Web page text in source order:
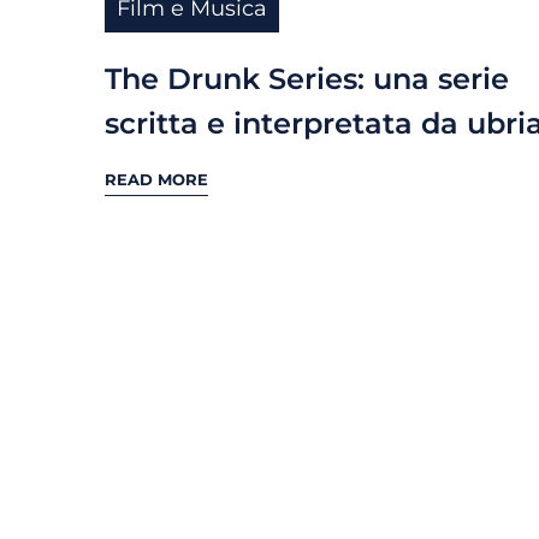
Film e Musica
The Drunk Series: una serie
scritta e interpretata da
READ MORE